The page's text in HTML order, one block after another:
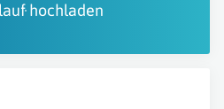
hochladen